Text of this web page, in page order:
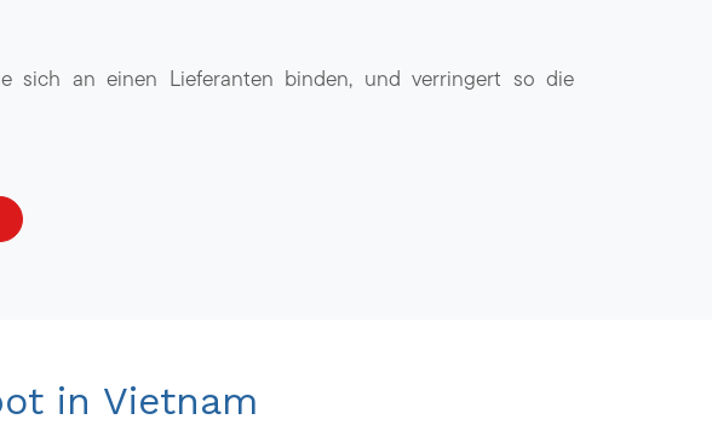
sich an einen Lieferanten binden, und verringert so die
in Vietnam